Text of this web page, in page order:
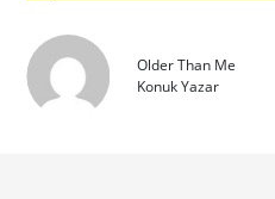
Older Than Me
Konuk Yazar